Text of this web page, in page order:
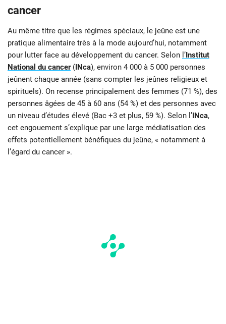
cancer
Au même titre que les régimes spéciaux, le jeûne est une
pratique alimentaire très à la mode aujourd’hui, notamment
pour lutter face au développement du cancer. Selon l’Institut
National du cancer(INca), environ 4 000 à 5 000 personnes
jeûnent chaque année (sans compter les jeûnes religieux et
spirituels). On recense principalement des femmes (71 %), des
personnes âgées de 45 à 60 ans (54 %) et des personnes avec
un niveau d’études élevé (Bac +3 et plus, 59 %). Selon l’INca,
cet engouement s’explique par une large médiatisation des
effets potentiellement bénéfiques du jeûne, « notamment à
l’égard du cancer ».